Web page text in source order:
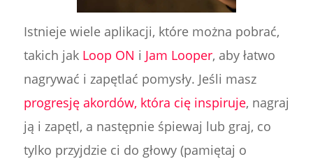
Istnieje wiele aplikacji, które można pobrać,
takich jak Loop ON i Jam Looper, aby łatwo
nagrywać i zapętlać pomysły. Jeśli masz
progresję akordów, która cię inspiruje, nagraj
ją i zapętl, a następnie śpiewaj lub graj, co
tylko przyjdzie ci do głowy (pamiętaj o